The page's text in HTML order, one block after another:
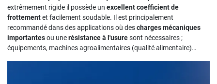
extrêmement rigide il possède un excellent coefficient de
frottementet facilement soudable. Il est principalement
recommandé dans des applications où descharges mécaniques
importantesou unerésistance à l'usuresont nécessaires ;
équipements, machines agroalimentaires (qualité alimentaire)…